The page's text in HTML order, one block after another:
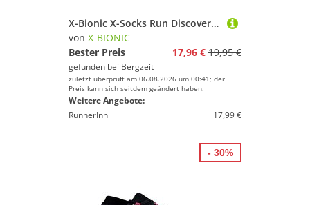
X-Bionic X-Socks Run Discover Crew Socken
von X-BIONIC
Bester Preis
17,96 € 19,95 €
gefunden bei Bergzeit
zuletzt überprüft am 06.08.2026 um 00:41; der
Preis kann sich seitdem geändert haben.
Weitere Angebote:
RunnerInn
17,99 €
- 30%